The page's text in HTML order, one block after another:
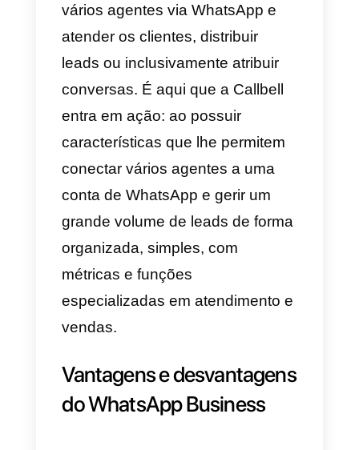
O que é o WhatsApp
Business e porque
devemos procurar uma
alternativa?
O WhatsApp Business é uma
aplicação de mensagens
pensada para as empresas
alternativa ao WhatsApp. Esta
aplicação foi desenvolvida com
características diferentes da
aplicação normal, de forma a que
as empresas possam utilizá-la